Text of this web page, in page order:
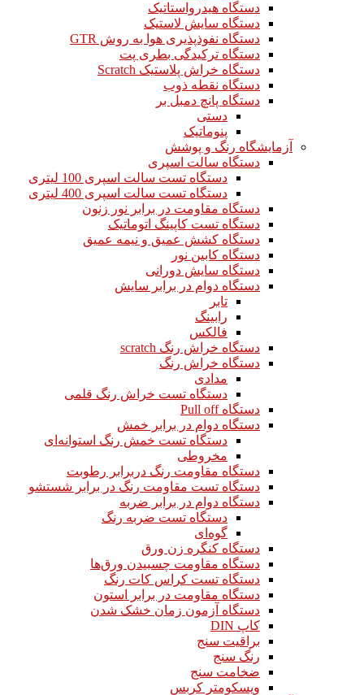
دستگاه هیدرواستاتیک
دستگاه سایش لاستیک
دستگاه نفوذپذیری هوا به روش GTR
دستگاه ترکیدگی بطری پت
دستگاه خراش پلاستیک Scratch
دستگاه نقطه ذوب
دستگاه پانچ دمبل بر
دستی
پنوماتیک
آزمایشگاه رنگ و پوشش
دستگاه سالت اسپری
دستگاه تست سالت اسپری 100 لیتری
دستگاه تست سالت اسپری 400 لیتری
دستگاه مقاومت در برابر نور زنون
دستگاه تست کاپینگ اتوماتیک
دستگاه کشش عمیق و نیمه عمیق
دستگاه کابین نور
دستگاه سایش دورانی
دستگاه دوام در برابر سایش
تابر
رابینگ
فالکس
دستگاه خراش رنگ scratch
دستگاه خراش رنگ
مدادی
دستگاه تست خراش رنگ قلمی
دستگاه Pull off
دستگاه دوام در برابر خمش
دستگاه تست خمش رنگ استوانه‌ای
مخروطی
دستگاه مقاومت رنگ دربرابر رطوبت
دستگاه تست مقاومت رنگ در برابر شستشو
دستگاه دوام در برابر ضربه
دستگاه تست ضربه رنگ
گوه‌ای
دستگاه کنگره زن ورق
دستگاه مقاومت چسبیدن ورق‌ها
دستگاه تست کراس کات رنگ
دستگاه مقاومت در برابر استون
دستگاه آزمون زمان خشک شدن
کاپ DIN
براقیت سنج
رنگ سنج
ضخامت سنج
ویسکومتر کربس